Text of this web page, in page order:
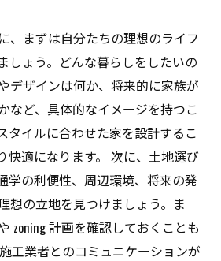
、まずは自分たちの理想のライフ
しょう。どんな暮らしをしたいの
デザインは何か、将来的に家族が
など、具体的なイメージを持つこ
タイルに合わせた家を設計するこ
快適になります。 次に、土地選び
学の利便性、周辺環境、将来の発
想の立地を見つけましょう。ま
zoning 計画を確認しておくことも
工業者とのコミュニケーションが